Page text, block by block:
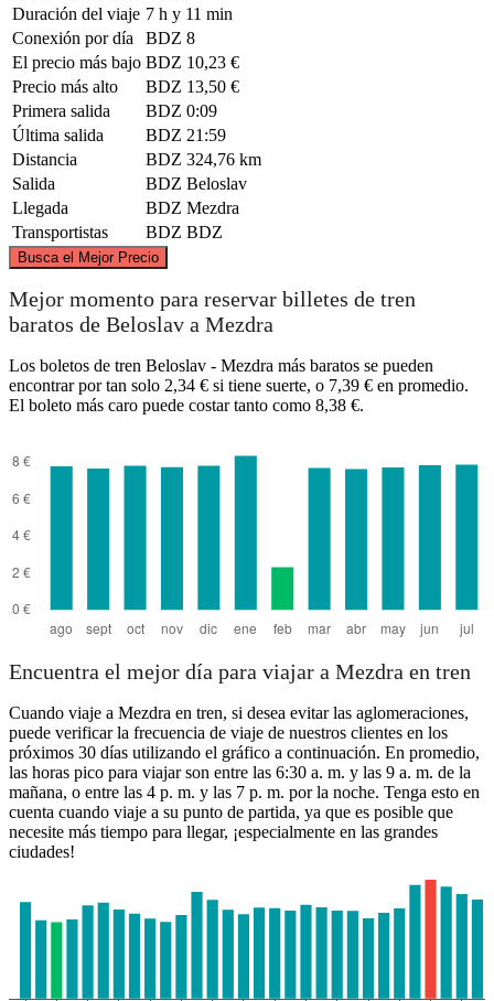
Duración del viaje 7 h y 11 min
Conexión por día
BDZ 8
El precio más bajo BDZ 10,23 €
Precio más alto
BDZ 13,50 €
Primera salida
BDZ 0:09
Última salida
BDZ 21:59
Distancia
BDZ 324,76 km
Salida
BDZ Beloslav
Llegada
BDZ Mezdra
Transportistas
BDZ BDZ
Busca el Mejor Precio
Beloslav
Mezdra
Mejor momento para reservar billetes de tren
baratos de Beloslav a Mezdra
Los boletos de tren Beloslav - Mezdra más baratos se pueden
encontrar por tan solo 2,34 € si tiene suerte, o 7,39 € en promedio.
El boleto más caro puede costar tanto como 8,38 €.
Encuentra el mejor día para viajar a Mezdra en tren
Cuando viaje a Mezdra en tren, si desea evitar las aglomeraciones,
puede verificar la frecuencia de viaje de nuestros clientes en los
próximos 30 días utilizando el gráfico a continuación. En promedio,
las horas pico para viajar son entre las 6:30 a. m. y las 9 a. m. de la
mañana, o entre las 4 p. m. y las 7 p. m. por la noche. Tenga esto en
cuenta cuando viaje a su punto de partida, ya que es posible que
necesite más tiempo para llegar, ¡especialmente en las grandes
ciudades!